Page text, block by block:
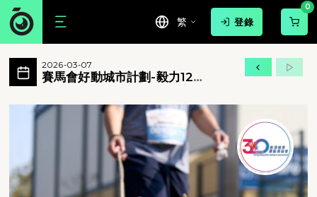
繁 登錄
0
賽馬會好動城市計劃-毅力12愛心跑
賽馬會好動城市計劃-毅力12愛心跑 所有相片
賽馬會好動城市計劃-毅力12愛心跑 - 賽馬會好動
2026-03-07
賽馬會好動城市計劃-毅力12